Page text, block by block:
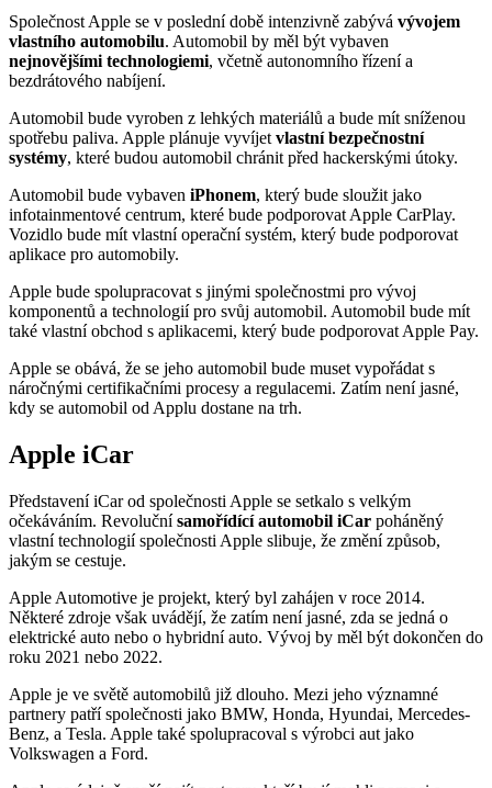
Společnost Apple se v poslední době intenzivně zabývá vývojem
vlastního automobilu. Automobil by měl být vybaven
nejnovějšími technologiemi, včetně autonomního řízení a
bezdrátového nabíjení.
Automobil bude vyroben z lehkých materiálů a bude mít sníženou
spotřebu paliva. Apple plánuje vyvíjet vlastní bezpečnostní
systémy, které budou automobil chránit před hackerskými útoky.
Automobil bude vybaven iPhonem, který bude sloužit jako
infotainmentové centrum, které bude podporovat Apple CarPlay.
Vozidlo bude mít vlastní operační systém, který bude podporovat
aplikace pro automobily.
Apple bude spolupracovat s jinými společnostmi pro vývoj
komponentů a technologií pro svůj automobil. Automobil bude mít
také vlastní obchod s aplikacemi, který bude podporovat Apple Pay.
Apple se obává, že se jeho automobil bude muset vypořádat s
náročnými certifikačními procesy a regulacemi. Zatím není jasné,
kdy se automobil od Applu dostane na trh.
Apple iCar
Představení iCar od společnosti Apple se setkalo s velkým
očekáváním. Revolučnísamořídící automobil iCar poháněný
vlastní technologií společnosti Apple slibuje, že změní způsob,
jakým se cestuje.
Apple Automotive je projekt, který byl zahájen v roce 2014.
Některé zdroje však uvádějí, že zatím není jasné, zda se jedná o
elektrické auto nebo o hybridní auto. Vývoj by měl být dokončen do
roku 2021 nebo 2022.
Apple je ve světě automobilů již dlouho. Mezi jeho významné
partnery patří společnosti jako BMW, Honda, Hyundai, Mercedes-
Benz, a Tesla. Apple také spolupracoval s výrobci aut jako
Volkswagen a Ford.